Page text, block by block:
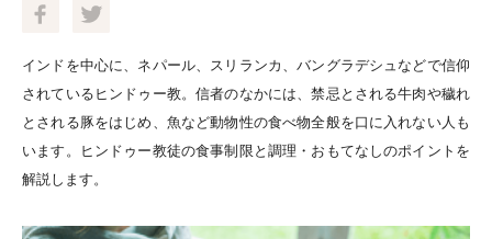
インドを中心に、ネパール、スリランカ、バングラデシュなどで信仰
されているヒンドゥー教。信者のなかには、禁忌とされる牛肉や穢れ
とされる豚をはじめ、魚など動物性の食べ物全般を口に入れない人も
います。ヒンドゥー教徒の食事制限と調理・おもてなしのポイントを
解説します。